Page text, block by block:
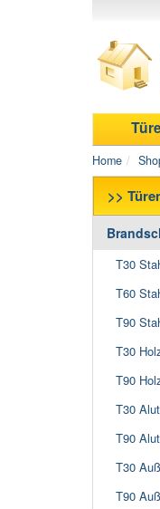
Home
>>
T30
T60
T90
T30
T90
T30
T90
T30
T90